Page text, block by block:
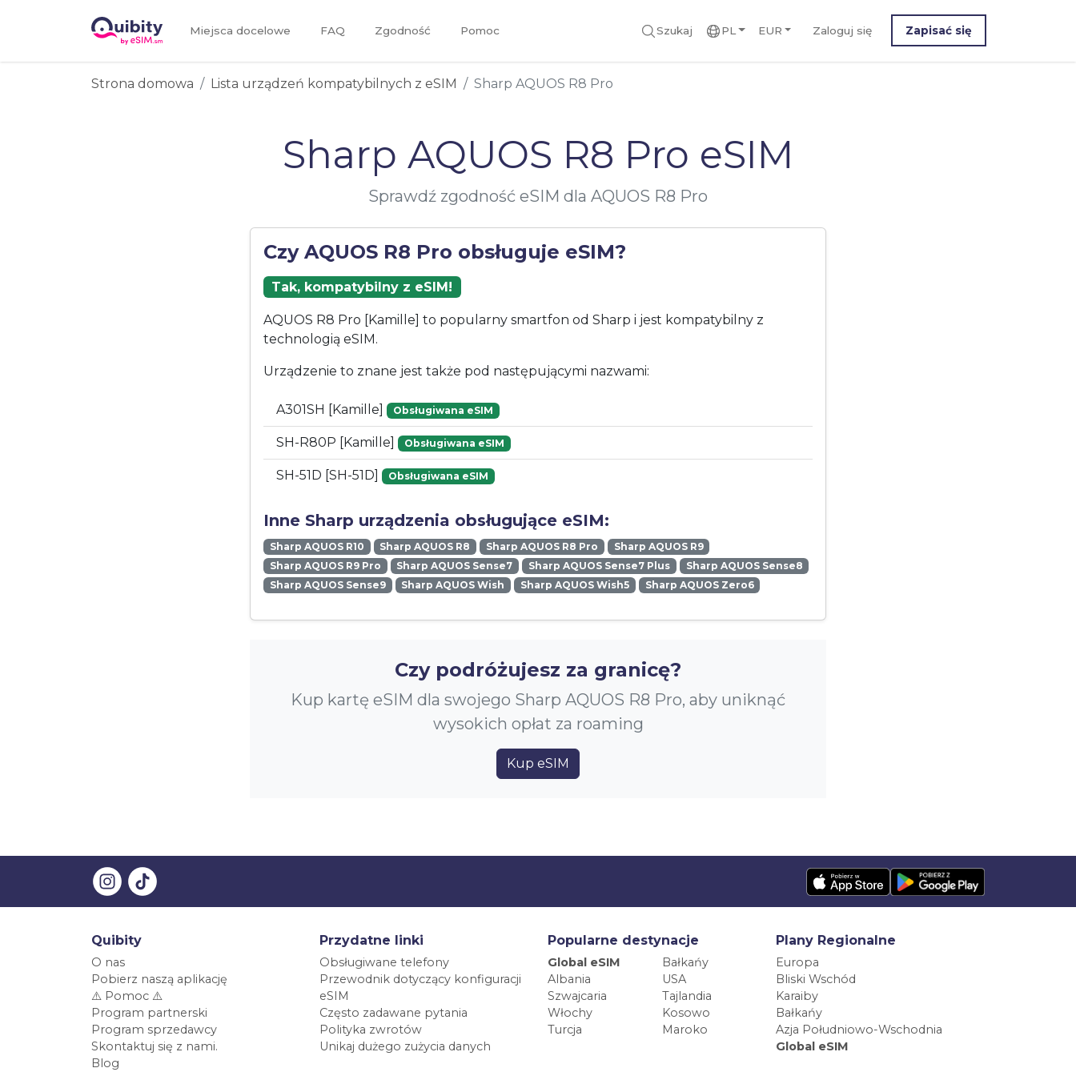
Miejsca docelowe FAQ Zgodność Pomoc Szukaj PL EUR Zaloguj się Zapisać się
Strona domowa Lista urządzeń kompatybilnych z eSIM Sharp AQUOS R8 Pro
Sharp AQUOS R8 Pro eSIM
Sprawdź zgodność eSIM dla AQUOS R8 Pro
Czy AQUOS R8 Pro obsługuje eSIM?
Tak, kompatybilny z eSIM!
AQUOS R8 Pro [Kamille] to popularny smartfon od Sharp i jest kompatybilny z
technologią eSIM.
Urządzenie to znane jest także pod następującymi nazwami:
A301SH [Kamille] Obsługiwana eSIM
SH-R80P [Kamille] Obsługiwana eSIM
SH-51D [SH-51D] Obsługiwana eSIM
Inne Sharp urządzenia obsługujące eSIM:
Sharp AQUOS R10 Sharp AQUOS R8 Sharp AQUOS R8 Pro
Sharp AQUOS R9
Sharp AQUOS R9 Pro
Sharp AQUOS Sense7 Sharp AQUOS Sense7 Plus
Sharp AQUOS Sense8
Sharp AQUOS Sense9
Sharp AQUOS Wish Sharp AQUOS Wish5 Sharp AQUOS Zero6
Czy podróżujesz za granicę?
Kup kartę eSIM dla swojego Sharp AQUOS R8 Pro, aby uniknąć
wysokich opłat za roaming
Kup eSIM
Quibity
O nas
Pobierz naszą aplikację
⚠️ Pomoc ⚠️
Program partnerski
Program sprzedawcy
Skontaktuj się z nami.
Blog
Przydatne linki
Obsługiwane telefony
Przewodnik dotyczący konfiguracji
eSIM
Często zadawane pytania
Polityka zwrotów
Unikaj dużego zużycia danych
Popularne destynacje
Global eSIM
Bałkańy
Albania
USA
Szwajcaria
Tajlandia
Włochy
Kosowo
Turcja
Maroko
Plany Regionalne
Europa
Bliski Wschód
Karaiby
Bałkańy
Azja Południowo-Wschodnia
Global eSIM